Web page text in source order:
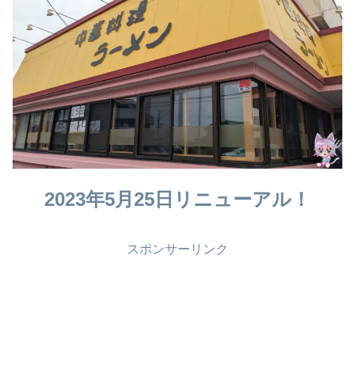
2023年5月25日リニューアル！
スポンサーリンク